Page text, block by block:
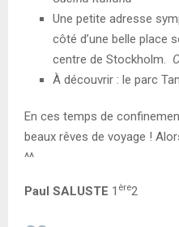
Une petite adresse
côté d’une belle place
centre de Stockholm.
À découvrir : le parc
En ces temps de
beaux rêves de voyage !
^^
Paul SALUSTE 1 ère2